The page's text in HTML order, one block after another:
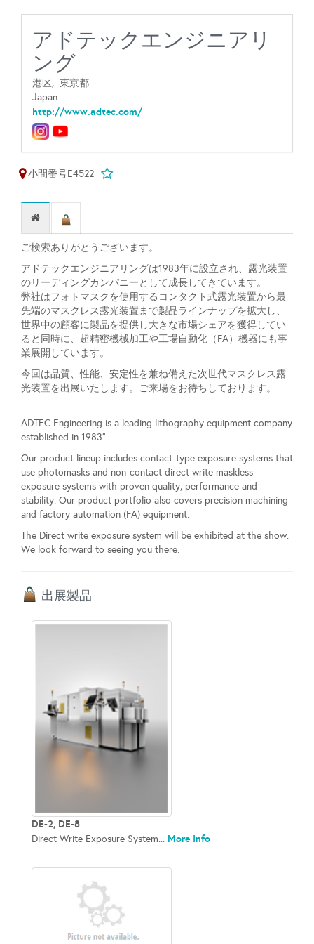
アドテックエンジニアリ
ング
港区, 東京都
Japan
http://www.adtec.com/
小間番号E4522
ご検索ありがとうございます。
アドテックエンジニアリングは1983年に設立され、露光装置
のリーディングカンパニーとして成長してきています。
弊社はフォトマスクを使用するコンタクト式露光装置から最
先端のマスクレス露光装置まで製品ラインナップを拡大し、
世界中の顧客に製品を提供し大きな市場シェアを獲得してい
ると同時に、超精密機械加工や工場自動化（FA）機器にも事
業展開しています。
今回は品質、性能、安定性を兼ね備えた次世代マスクレス露
光装置を出展いたします。ご来場をお待ちしております。
ADTEC Engineering is a leading lithography equipment company
established in 1983”.
Our product lineup includes contact-type exposure systems that
use photomasks and non-contact direct write maskless
exposure systems with proven quality, performance and
stability. Our product portfolio also covers precision machining
and factory automation (FA) equipment.
The Direct write exposure system will be exhibited at the show.
We look forward to seeing you there.
出展製品
DE-2, DE-8
Direct Write Exposure System... More Info